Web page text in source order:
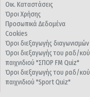
Οικ. Καταστάσεις
Όροι Χρήσης
Προσωπικά Δεδομένα
Cookies
Όροι διεξαγωγής διαγωνισμών
Όροι διεξαγωγής του ραδ/κού
παιχνιδιού "ΣΠΟΡ FM Quiz"
Όροι διεξαγωγής του ραδ/κού
παιχνιδιού "Sport Quiz"